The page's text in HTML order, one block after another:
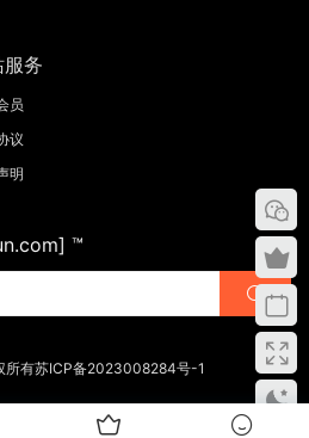
服务
员
议
明
™
有苏ICP备2023008284号-1